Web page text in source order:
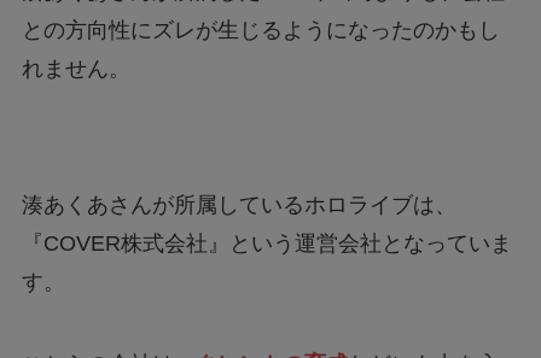
との方向性にズレが生じるようになったのかもし
れません。
『COVER株式会社』という運営会社となっていま
す。